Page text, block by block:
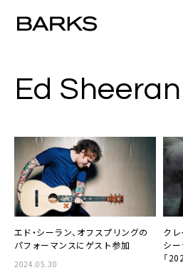
Ed Sheeran
エド・シーラン、オフスプリングの
パフォーマンスにゲスト参加
2024.05.30
クレ
シー
「